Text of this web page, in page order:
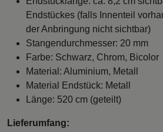
Endstückes (falls Innenteil
der Anbringung nicht sichtbar)
Stangendurchmesser: 20 mm
Farbe: Schwarz, Chrom, Bicolor
Material: Aluminium, Metall
Material Endstück: Metall
Länge: 520 cm (geteilt)
Lieferumfang: